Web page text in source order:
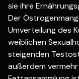
sie ihre
Der
Umverteilung des
weiblichen
steigenden
außerdem